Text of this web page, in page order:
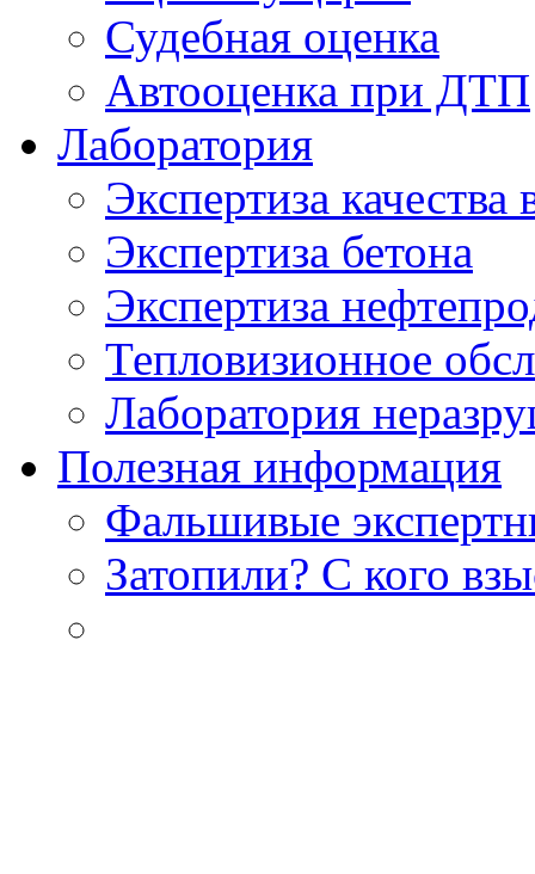
Судебная оценка
Автооценка при ДТП
Лаборатория
Экспертиза качества
Экспертиза бетона
Экспертиза
Тепловизионное
Лаборатория
Полезная информация
Фальшивые
Затопили? С кого